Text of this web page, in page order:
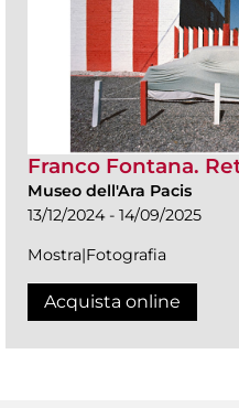
Franco Fontana.
Museo dell'Ara Pacis
13/12/2024 - 14/09/2025
Mostra|Fotografia
Acquista online